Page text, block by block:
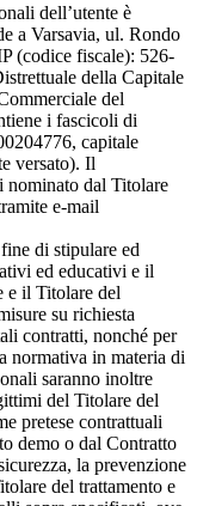
dell’utente è
a Varsavia, ul. Rondo
(codice fiscale): 526-
della Capitale
del
i fascicoli di
capitale
versato). Il
nominato dal Titolare
e-mail
di stipulare ed
ed educativi e il
e il Titolare del
su richiesta
contratti, nonché per
normativa in materia di
saranno inoltre
del Titolare del
pretese contrattuali
demo o dal Contratto
la prevenzione
del trattamento e